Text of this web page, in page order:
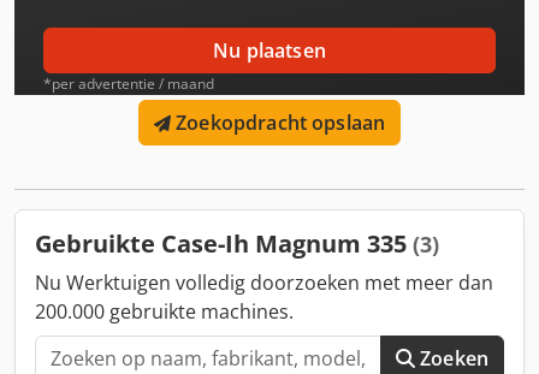
Nu plaatsen
*per advertentie / maand
Zoekopdracht opslaan
Gebruikte Case-Ih Magnum 335 (3)
Nu Werktuigen volledig doorzoeken met meer dan
200.000 gebruikte machines.
Zoeken